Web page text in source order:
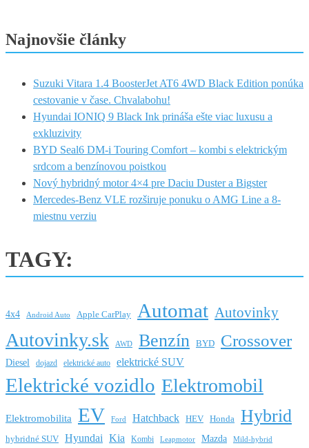
Najnovšie články
Suzuki Vitara 1.4 BoosterJet AT6 4WD Black Edition ponúka
cestovanie v čase. Chvalabohu!
Hyundai IONIQ 9 Black Ink prináša ešte viac luxusu a
exkluzivity
BYD Seal6 DM-i Touring Comfort – kombi s elektrickým
srdcom a benzínovou poistkou
Nový hybridný motor 4×4 pre Daciu Duster a Bigster
Mercedes-Benz VLE rozširuje ponuku o AMG Line a 8-
miestnu verziu
TAGY:
4x4 Android Auto Apple CarPlay Automat Autovinky
Autovinky.sk AWD Benzín BYD Crossover
Diesel dojazd elektrické auto elektrické SUV
Elektrické vozidlo Elektromobil
Elektromobilita EV Ford Hatchback HEV Honda Hybrid
hybridné SUV Hyundai Kia Kombi Leapmotor Mazda Mild-hybrid